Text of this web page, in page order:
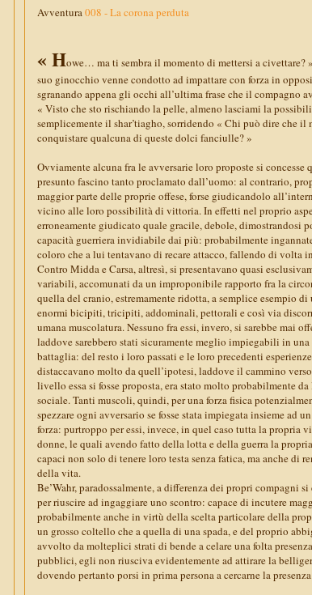
Avventura008 - La corona perduta
« Howe… ma ti sembra il momento di mettersi a civettare?
suo ginocchio venne condotto ad impattare con forza in
sgranando appena gli occhi all’ultima frase che il compagno
« Visto che sto rischiando la pelle, almeno lasciami la
semplicemente il shar’tiagho, sorridendo « Chi può dire che il
conquistare qualcuna di queste dolci fanciulle? »
Ovviamente alcuna fra le avversarie loro proposte si
presunto fascino tanto proclamato dall’uomo: al contrario,
maggior parte delle proprie offese, forse giudicandolo
vicino alle loro possibilità di vittoria. In effetti nel proprio
erroneamente giudicato quale gracile, debole, dimostrandosi
capacità guerriera invidiabile dai più: probabilmente
coloro che a lui tentavano di recare attacco, fallendo di volta
Contro Midda e Carsa, altresì, si presentavano quasi
variabili, accomunati da un improponibile rapporto fra la
quella del cranio, estremamente ridotta, a semplice esempio di
enormi bicipiti, tricipiti, addominali, pettorali e così via
umana muscolatura. Nessuno fra essi, invero, si sarebbe mai
laddove sarebbero stati sicuramente meglio impiegabili in
battaglia: del resto i loro passati e le loro precedenti
distaccavano molto da quell’ipotesi, laddove il cammino
livello essa si fosse proposta, era stato molto probabilmente
sociale. Tanti muscoli, quindi, per una forza fisica
spezzare ogni avversario se fosse stata impiegata insieme ad
forza: purtroppo per essi, invece, in quel caso tutta la propria
donne, le quali avendo fatto della lotta e della guerra la
capaci non solo di tenere loro testa senza fatica, ma anche di
della vita.
Be’Wahr, paradossalmente, a differenza dei propri compagni
per riuscire ad ingaggiare uno scontro: capace di incutere
probabilmente anche in virtù della scelta particolare della
un grosso coltello che a quella di una spada, e del proprio
avvolto da molteplici strati di bende a celare una folta
pubblici, egli non riusciva evidentemente ad attirare la
dovendo pertanto porsi in prima persona a cercarne la